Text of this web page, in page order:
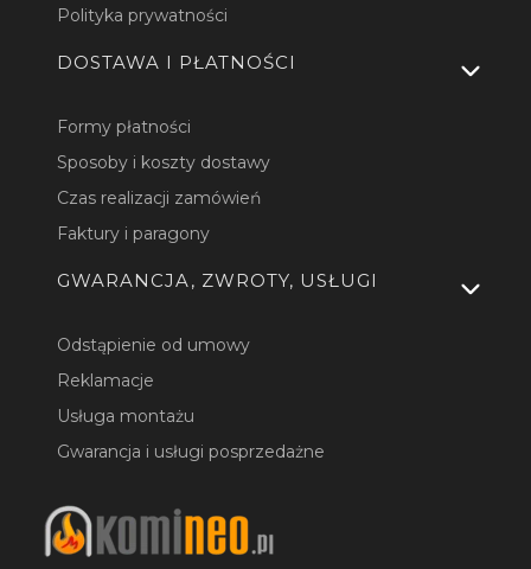
Polityka prywatności
DOSTAWA I PŁATNOŚCI
Formy płatności
Sposoby i koszty dostawy
Czas realizacji zamówień
Faktury i paragony
GWARANCJA, ZWROTY, USŁUGI
Odstąpienie od umowy
Reklamacje
Usługa montażu
Gwarancja i usługi posprzedażne